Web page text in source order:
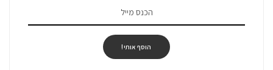
הוסף אותי!